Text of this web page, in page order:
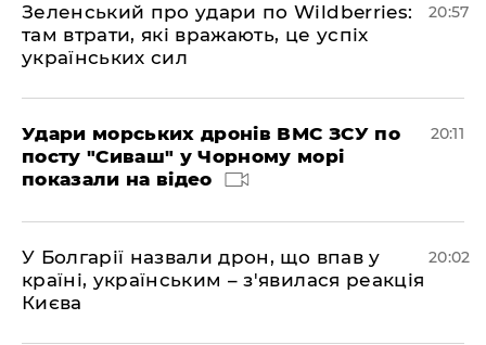
Зеленський про удари по Wildberries:
там втрати, які вражають, це успіх
українських сил
20:57
Удари морських дронів ВМС ЗСУ по
посту "Сиваш" у Чорному морі
показали на відео
20:11
У Болгарії назвали дрон, що впав у
країні, українським – з'явилася реакція
Києва
20:02